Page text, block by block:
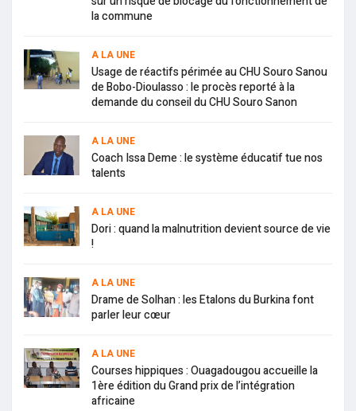
la commune
A LA UNE
Usage de réactifs périmée au CHU Souro Sanou
de Bobo-Dioulasso : le procès reporté à la
demande du conseil du CHU Souro Sanon
A LA UNE
Coach Issa Deme : le système éducatif tue nos
talents
A LA UNE
Dori : quand la malnutrition devient source de vie
!
A LA UNE
Drame de Solhan : les Etalons du Burkina font
parler leur cœur
A LA UNE
Courses hippiques : Ouagadougou accueille la
1ère édition du Grand prix de l’intégration
africaine